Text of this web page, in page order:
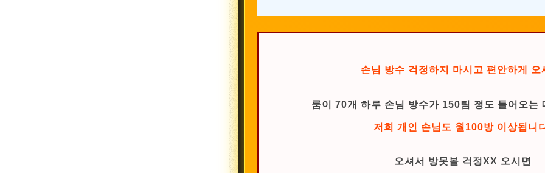
손님 방수 걱정하지 마시고 편안하게 오
룸이 70개 하루 손님 방수가 150팀 정도 들어오는
저희 개인 손님도 월100방 이상됩니
오셔서 방못볼 걱정XX 오시면